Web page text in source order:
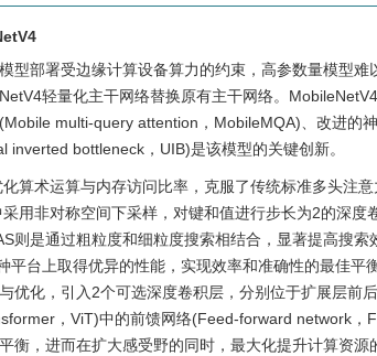
型部署受边缘计算设备算力的约束，高参数量模型
轻量化主干网络替换原有主干网络。
multi-query attention，MobileMQA)、改进的
inverted bottleneck，UIB)是该模型的关键创新。
算术运算与内存访问比率，克服了传统标准多头注
用非对称空间下采样，对键和值进行步长为2的深度
则是通过粗粒度和细粒度搜索相结合，显著提高搜
平台上取得优异的性能，实现效率和准确性的最佳平
优化，引入2个可选深度卷积层，分别位于扩展层前
，ViT)中的前馈网络(Feed-forward network，
衡，进而在扩大感受野的同时，最大化提升计算资源